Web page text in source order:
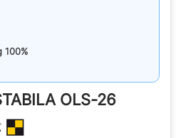
100%
OLS-26